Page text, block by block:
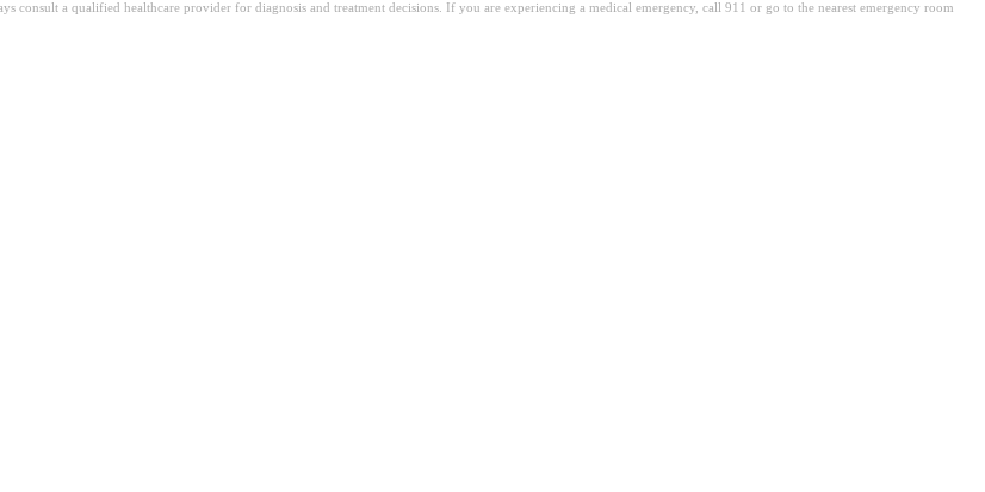
consult a qualified healthcare provider for diagnosis and treatment decisions. If you are experiencing a medical emergency, call 911 or go to the nearest emergency room